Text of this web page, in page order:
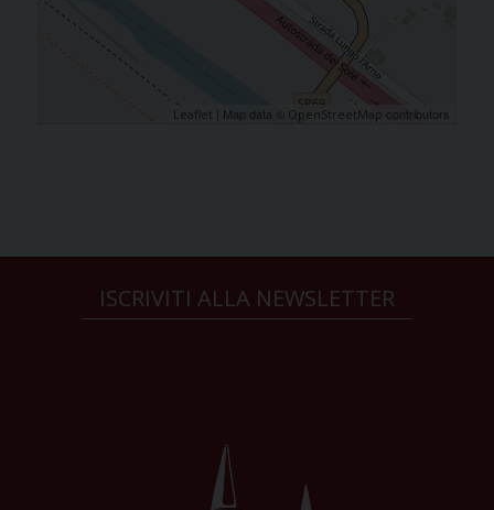
Leaflet | Map data © OpenStreetMap contributors
ISCRIVITI ALLA NEWSLETTER